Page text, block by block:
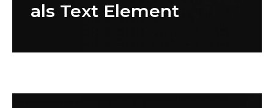
als Text Element